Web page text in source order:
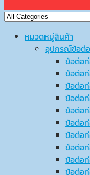
หมวดหมู่สินค้า
อุปกรณ์ข้อต่
ข้อต่อท่
ข้อต่อ
ข้อต่อท่
ข้อต่อท่
ข้อต่อท่
ข้อต่อท่
ข้อต่อท่
ข้อต่อท่
ข้อต่อท่
ข้อต่อ